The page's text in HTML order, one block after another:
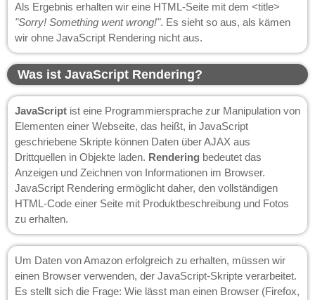
Als Ergebnis erhalten wir eine HTML-Seite mit dem <title>
"Sorry! Something went wrong!". Es sieht so aus, als kämen
wir ohne JavaScript Rendering nicht aus.
Was ist JavaScript Rendering?
JavaScript ist eine Programmiersprache zur Manipulation von
Elementen einer Webseite, das heißt, in JavaScript
geschriebene Skripte können Daten über AJAX aus
Drittquellen in Objekte laden. Rendering bedeutet das
Anzeigen und Zeichnen von Informationen im Browser.
JavaScript Rendering ermöglicht daher, den vollständigen
HTML-Code einer Seite mit Produktbeschreibung und Fotos
zu erhalten.
Um Daten von Amazon erfolgreich zu erhalten, müssen wir
einen Browser verwenden, der JavaScript-Skripte verarbeitet.
Es stellt sich die Frage: Wie lässt man einen Browser (Firefox,